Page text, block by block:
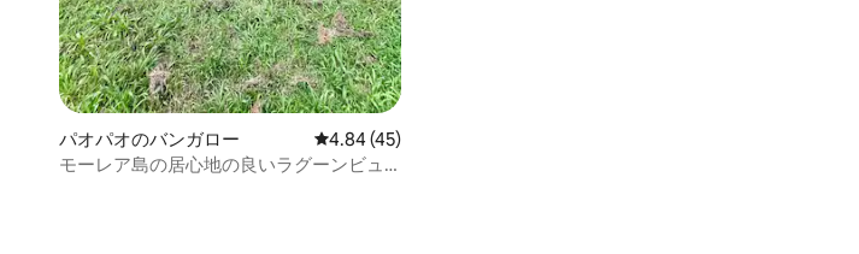
パオパオのバンガロー レビュー45件、5つ星中4.84つ星の平均評価
4.84 (45)
モーレア島の居心地の良いラグーンビュ